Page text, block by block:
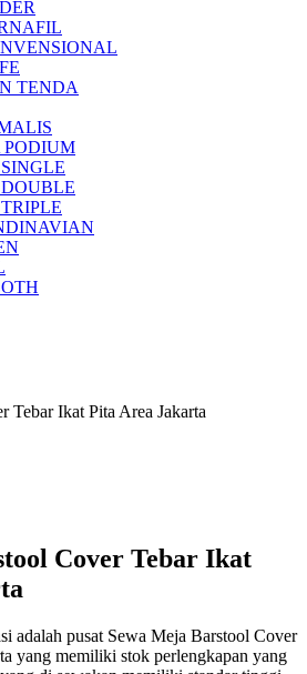
TENDA
PODIUM
DOUBLE
Tebar Ikat Pita Area Jakarta
Cover Tebar Ikat
adalah pusat Sewa Meja Barstool Cover
yang memiliki stok perlengkapan yang